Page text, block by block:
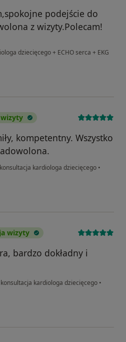
podejście do
z wizyty.Polecam!
dziecięcego + ECHO serca + EKG
kompetentny. Wszystko
konsultacja kardiologa dziecięcego •
wizyty
bardzo dokładny i
konsultacja kardiologa dziecięcego •